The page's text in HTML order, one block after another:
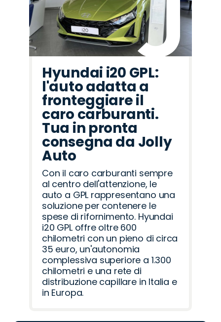
Hyundai i20 GPL:
l'auto adatta a
fronteggiare il
caro carburanti.
Tua in pronta
consegna da Jolly
Auto
Con il caro carburanti sempre
al centro dell'attenzione, le
auto a GPL rappresentano una
soluzione per contenere le
spese di rifornimento. Hyundai
i20 GPL offre oltre 600
chilometri con un pieno di circa
35 euro, un'autonomia
complessiva superiore a 1.300
chilometri e una rete di
distribuzione capillare in Italia e
in Europa.